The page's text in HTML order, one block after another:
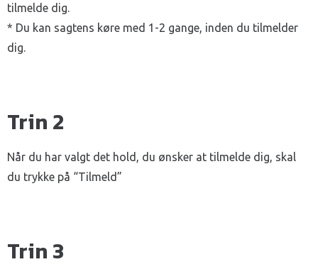
tilmelde dig.
* Du kan sagtens køre med 1-2 gange, inden du tilmelder
dig.
Trin 2
Når du har valgt det hold, du ønsker at tilmelde dig, skal
du trykke på “Tilmeld”
Trin 3